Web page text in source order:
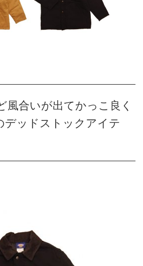
風合いが出てかっこ良く
デッドストックアイテ